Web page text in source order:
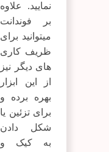
نمایید. علاوه
بر فوندانت
میتوانید برای
ظریف کاری
های دیگر نیز
از این ابزار
بهره برده و
برای تزئین یا
شکل دادن
به کیک و